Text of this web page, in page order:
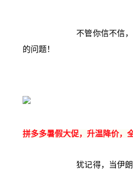
不管你信不信
的问题！
拼多多暑假大促，升温降价，
犹记得，当伊